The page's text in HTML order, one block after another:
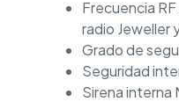
Frecuencia
radio Jeweller
Grado de
Seguridad
Sirena interna